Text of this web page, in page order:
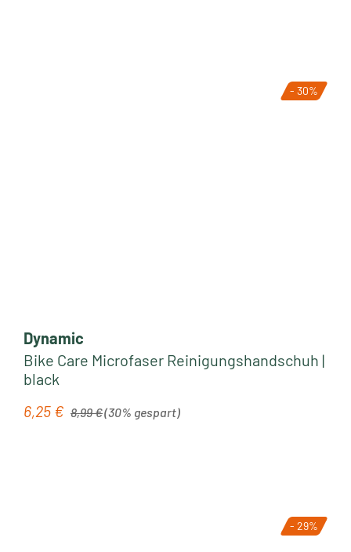
- 30%
Dynamic
Bike Care Microfaser Reinigungshandschuh |
black
Verkaufspreis:
6,25 € Regulärer Preis:
8,99 €(30% gespart)
- 29%